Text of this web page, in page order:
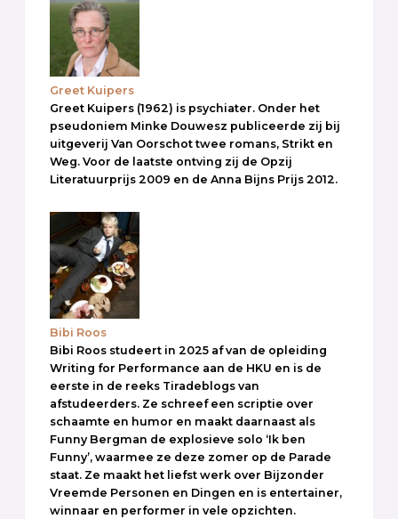
Greet Kuipers
Greet Kuipers (1962) is psychiater. Onder het
pseudoniem Minke Douwesz publiceerde zij bij
uitgeverij Van Oorschot twee romans, Strikt en
Weg. Voor de laatste ontving zij de Opzij
Literatuurprijs 2009 en de Anna Bijns Prijs 2012.
Bibi Roos
Bibi Roos studeert in 2025 af van de opleiding
Writing for Performance aan de HKU en is de
eerste in de reeks Tiradeblogs van
afstudeerders. Ze schreef een scriptie over
schaamte en humor en maakt daarnaast als
Funny Bergman de explosieve solo ‘Ik ben
Funny’, waarmee ze deze zomer op de Parade
staat. Ze maakt het liefst werk over Bijzonder
Vreemde Personen en Dingen en is entertainer,
winnaar en performer in vele opzichten.